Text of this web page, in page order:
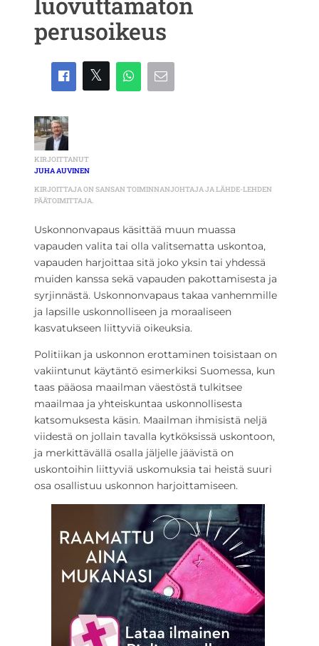
perusoikeus
KIRJOITTANUT
JUHA AUVINEN
KIRJOITTAJA ON SANSAN TOIMINNANJOHTAJA JA LÄHDE-LEHDEN
PÄÄTOIMITTAJA.
Uskonnonvapaus käsittää muun muassa
vapauden valita tai olla valitsematta uskontoa,
vapauden harjoittaa sitä joko yksin tai yhdessä
muiden kanssa sekä vapauden pakottamisesta ja
syrjinnästä. Uskonnonvapaus takaa vanhemmille
ja lapsille uskonnolliseen ja moraaliseen
kasvatukseen liittyviä oikeuksia.
Politiikan ja uskonnon erottaminen toisistaan on
vakiintunut käytäntö esimerkiksi Suomessa, kun
taas pääosa maailman väestöstä tulkitsee
maailmaa ja yhteiskuntaa uskonnollisesta
katsomuksesta käsin. Maailman ihmisistä neljä
viidestä on jollain tavalla kytköksissä uskontoon,
ja merkittävällä osalla jäljelle jäävistä on
uskontoihin liittyviä uskomuksia tai heistä suuri
osa osallistuu uskonnon harjoittamiseen.